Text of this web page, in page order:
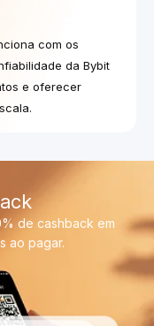
com os
da Bybit
e oferecer
de cashback em
ao pagar.